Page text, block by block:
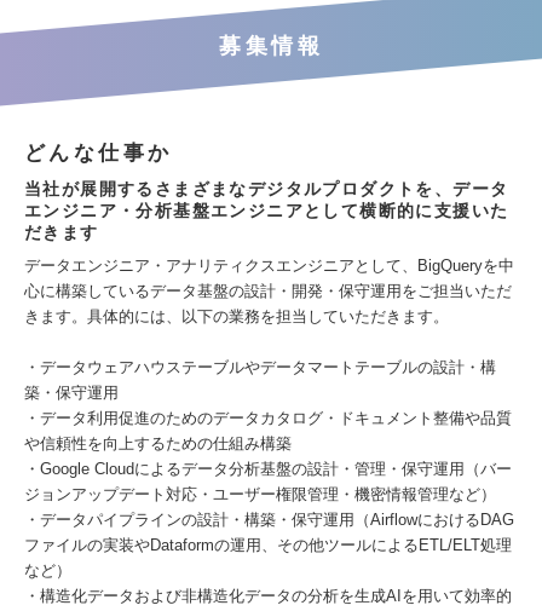
募集情報
どんな仕事か
当社が展開するさまざまなデジタルプロダクトを、データ
エンジニア・分析基盤エンジニアとして横断的に支援いた
だきます
データエンジニア・アナリティクスエンジニアとして、BigQueryを中
心に構築しているデータ基盤の設計・開発・保守運用をご担当いただ
きます。具体的には、以下の業務を担当していただきます。
・データウェアハウステーブルやデータマートテーブルの設計・構
築・保守運用
・データ利用促進のためのデータカタログ・ドキュメント整備や品質
や信頼性を向上するための仕組み構築
・Google Cloudによるデータ分析基盤の設計・管理・保守運用（バー
ジョンアップデート対応・ユーザー権限管理・機密情報管理など）
・データパイプラインの設計・構築・保守運用（AirflowにおけるDAG
ファイルの実装やDataformの運用、その他ツールによるETL/ELT処理
など）
・構造化データおよび非構造化データの分析を生成AIを用いて効率的